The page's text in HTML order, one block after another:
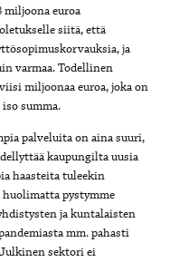
euroa
siitä, että
ja
varmaa. Todellinen
miljoonaa euroa, joka on
summa.
palveluita on aina suuri,
kaupungilta uusia
haasteita tuleekin
pystymme
ja kuntalaisten
mm. pahasti
sektori ei